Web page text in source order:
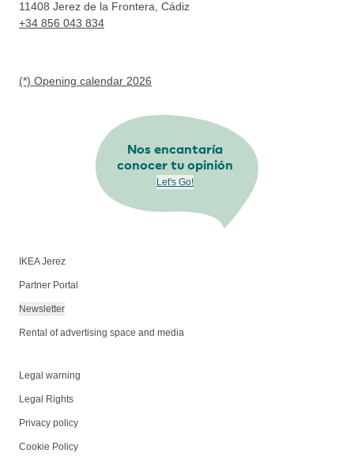
11408 Jerez de la Frontera, Cádiz
+34 856 043 834
(*) Opening calendar 2026
Nos encantaría
conocer tu opinión
Let's Go!
IKEA Jerez
Partner Portal
Newsletter
Rental of advertising space and media
Legal warning
Legal Rights
Privacy policy
Cookie Policy